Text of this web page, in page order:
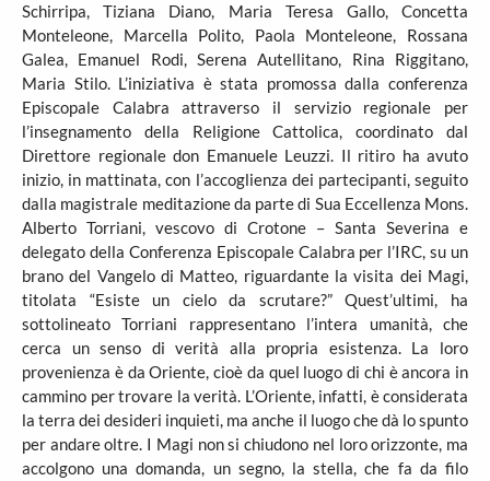
Schirripa, Tiziana Diano, Maria Teresa Gallo, Concetta
Monteleone, Marcella Polito, Paola Monteleone, Rossana
Galea, Emanuel Rodi, Serena Autellitano, Rina Riggitano,
Maria Stilo. L’iniziativa è stata promossa dalla conferenza
Episcopale Calabra attraverso il servizio regionale per
l’insegnamento della Religione Cattolica, coordinato dal
Direttore regionale don Emanuele Leuzzi. Il ritiro ha avuto
inizio, in mattinata, con l’accoglienza dei partecipanti, seguito
dalla magistrale meditazione da parte di Sua Eccellenza Mons.
Alberto Torriani, vescovo di Crotone – Santa Severina e
delegato della Conferenza Episcopale Calabra per l’IRC, su un
brano del Vangelo di Matteo, riguardante la visita dei Magi,
titolata “Esiste un cielo da scrutare?” Quest’ultimi, ha
sottolineato Torriani rappresentano l’intera umanità, che
cerca un senso di verità alla propria esistenza. La loro
provenienza è da Oriente, cioè da quel luogo di chi è ancora in
cammino per trovare la verità. L’Oriente, infatti, è considerata
la terra dei desideri inquieti, ma anche il luogo che dà lo spunto
per andare oltre. I Magi non si chiudono nel loro orizzonte, ma
accolgono una domanda, un segno, la stella, che fa da filo